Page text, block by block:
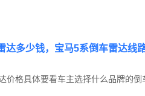
达多少钱，宝马5系倒车雷达线
价格具体要看车主选择什么品牌的